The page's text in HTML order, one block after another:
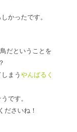
かったです。
だということを
まう やんばるく
です。
ださいね！